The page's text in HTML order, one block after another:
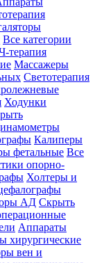
Все категории
терапия
Массажеры
Светотерапия
Ходунки
Калиперы
фетальные Все
опорно-
Холтеры и
АД Скрыть
Аппараты
хирургические
вен и